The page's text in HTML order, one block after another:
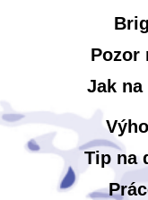
Pozor
Jak
Tip na